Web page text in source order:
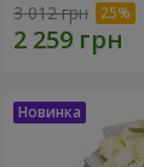
3 012 грн